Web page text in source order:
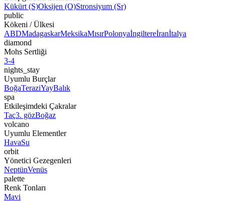
Kükürt (S)Oksijen (O)Stronsiyum (Sr)
public
Kökeni / Ülkesi
ABDMadagaskarMeksikaMısırPolonyaİngiltereİranİtalya
diamond
Mohs Sertliği
3-4
nights_stay
Uyumlu Burçlar
BoğaTeraziYayBalık
spa
Etkileşimdeki Çakralar
Taç3. gözBoğaz
volcano
Uyumlu Elementler
HavaSu
orbit
Yönetici Gezegenleri
NeptünVenüs
palette
Renk Tonları
Mavi